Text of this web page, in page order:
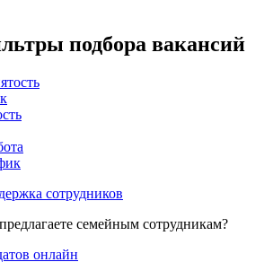
подбора вакансий
сотрудников
семейным сотрудникам?
онлайн